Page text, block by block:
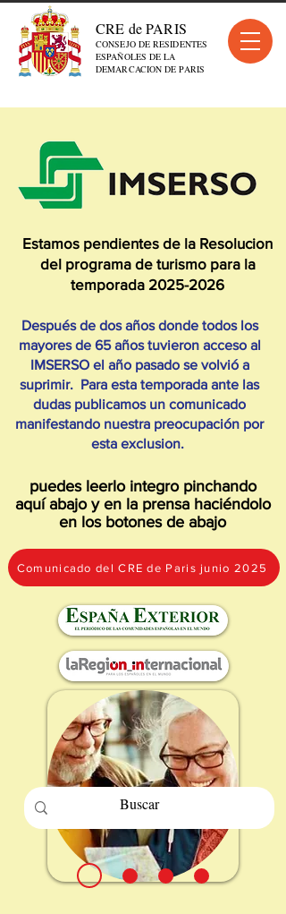
CRE de PARIS
CONSEJO DE RESIDENTES
ESPAÑOLES DE LA
DEMARCACION DE PARIS
Estamos pendientes de la Resolucion
del programa de turismo para la
temporada 2025-2026
Después de dos años donde todos los
mayores de 65 años tuvieron acceso al
IMSERSO el año pasado se volvió a
suprimir. Para esta temporada ante las
dudas publicamos un comunicado
manifestando nuestra preocupación por
esta exclusion.
puedes leerlo integro pinchando
aquí abajo y en la prensa haciéndolo
en los botones de abajo
Comunicado del CRE de Paris junio 2025